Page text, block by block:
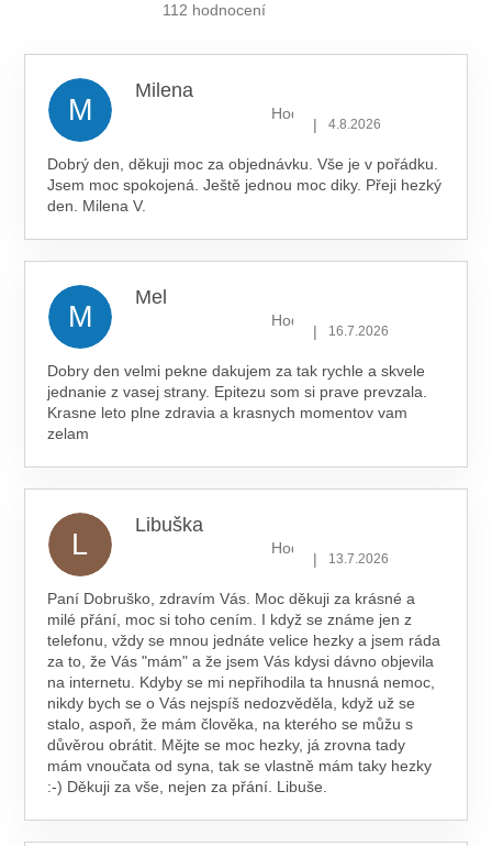
112 hodnocení
M
Milena
Hodnocení obchodu je 5 z 5
| 4.8.2026
Dobrý den, děkuji moc za objednávku. Vše je v pořádku.
Jsem moc spokojená. Ještě jednou moc diky. Přeji hezký
den. Milena V.
M
Mel
Hodnocení obchodu je 5 z 5
| 16.7.2026
Dobry den velmi pekne dakujem za tak rychle a skvele
jednanie z vasej strany. Epitezu som si prave prevzala.
Krasne leto plne zdravia a krasnych momentov vam
zelam
L
Libuška
Hodnocení obchodu je 5 z 5
| 13.7.2026
Paní Dobruško, zdravím Vás. Moc děkuji za krásné a
milé přání, moc si toho cením. I když se známe jen z
telefonu, vždy se mnou jednáte velice hezky a jsem ráda
za to, že Vás "mám" a že jsem Vás kdysi dávno objevila
na internetu. Kdyby se mi nepřihodila ta hnusná nemoc,
nikdy bych se o Vás nejspíš nedozvěděla, když už se
stalo, aspoň, že mám člověka, na kterého se můžu s
důvěrou obrátit. Mějte se moc hezky, já zrovna tady
mám vnoučata od syna, tak se vlastně mám taky hezky
:-) Děkuji za vše, nejen za přání. Libuše.